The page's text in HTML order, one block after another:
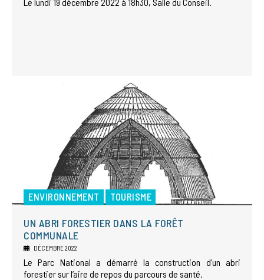
ENVIRONNEMENT TOURISME
UN ABRI FORESTIER DANS LA FORÊT
COMMUNALE
DÉCEMBRE 2022
Le Parc National a démarré la construction d’un abri
forestier sur l’aire de repos du parcours de santé.